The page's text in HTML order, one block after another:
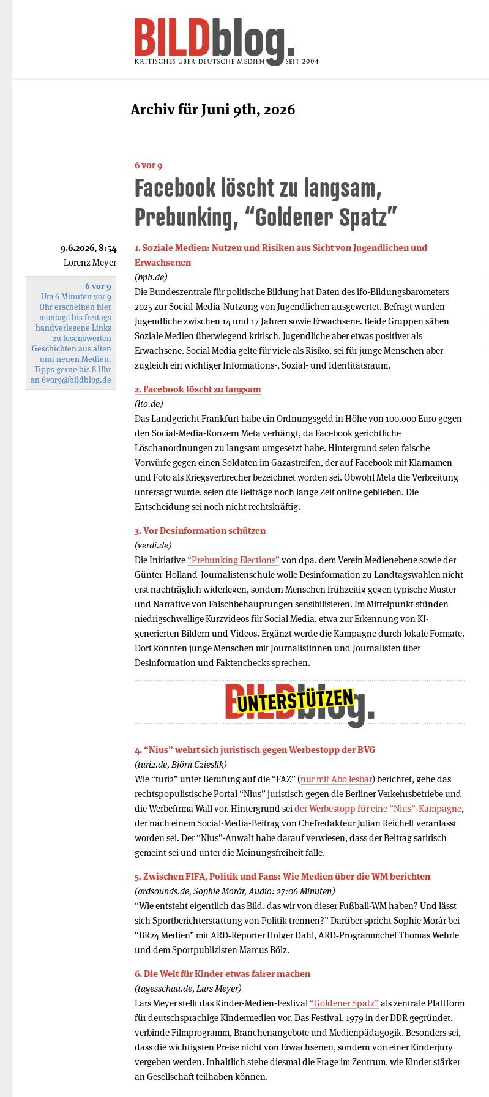
Archiv für Juni 9th, 2026
6 vor 9
Face­book löscht zu langsam,
Prebunking, “Goldener Spatz”
1. Soziale Medien: Nutzen und Risiken aus Sicht von Jugendlichen und
Erwachsenen
(bpb.de)
Die Bundeszentrale für politische Bildung hat Daten des ifo-Bildungsbarometers
2025 zur Social-Media-Nutzung von Jugendlichen ausgewertet. Befragt wurden
Jugendliche zwischen 14 und 17 Jahren sowie Erwachsene. Beide Gruppen sähen
Soziale Medien überwiegend kritisch, Jugendliche aber etwas positiver als
Erwachsene. Social Media gelte für viele als Risiko, sei für junge Menschen aber
zugleich ein wichtiger Informations-, Sozial- und Identitätsraum.
2. Face­book löscht zu langsam
(lto.de)
Das Landgericht Frankfurt habe ein Ordnungsgeld in Höhe von 100.000 Euro gegen
den Social-Media-Konzern Meta verhängt, da Facebook gerichtliche
Löschanordnungen zu langsam umgesetzt habe. Hintergrund seien falsche
Vorwürfe gegen einen Soldaten im Gazastreifen, der auf Facebook mit Klarnamen
und Foto als Kriegsverbrecher bezeichnet worden sei. Obwohl Meta die Verbreitung
untersagt wurde, seien die Beiträge noch lange Zeit online geblieben. Die
Entscheidung sei noch nicht rechtskräftig.
3. Vor Desinformation schützen
(verdi.de)
Die Initiative “Prebunking Elections”von dpa, dem Verein Medienebene sowie der
Günter-Holland-Journalistenschule wolle Desinformation zu Landtagswahlen nicht
erst nachträglich widerlegen, sondern Menschen frühzeitig gegen typische Muster
und Narrative von Falschbehauptungen sensibilisieren. Im Mittelpunkt stünden
niedrigschwellige Kurzvideos für Social Media, etwa zur Erkennung von KI-
generierten Bildern und Videos. Ergänzt werde die Kampagne durch lokale Formate.
Dort könnten junge Menschen mit Journalistinnen und Journalisten über
Desinformation und Faktenchecks sprechen.
4. “Nius” wehrt sich juristisch gegen Werbestopp der BVG
(turi2.de, Björn Czieslik)
Wie “turi2” unter Berufung auf die “FAZ” (nur mit Abo lesbar) berichtet, gehe das
rechtspopulistische Portal “Nius” juristisch gegen die Berliner Verkehrsbetriebe und
die Werbefirma Wall vor. Hintergrund sei der Werbestopp für eine “Nius”-Kampagne,
der nach einem Social-Media-Beitrag von Chefredakteur Julian Reichelt veranlasst
worden sei. Der “Nius”-Anwalt habe darauf verwiesen, dass der Beitrag satirisch
gemeint sei und unter die Meinungsfreiheit falle.
5. Zwischen FIFA, Politik und Fans: Wie Medien über die WM berichten
(ardsounds.de, Sophie Morár, Audio: 27:06 Minuten)
“Wie entsteht eigentlich das Bild, das wir von dieser Fußball-WM haben? Und lässt
sich Sportberichterstattung von Politik trennen?” Darüber spricht Sophie Morár bei
“BR24 Medien” mit ARD‑Reporter Holger Dahl, ARD‑Programmchef Thomas Wehrle
und dem Sportpublizisten Marcus Bölz.
6. Die Welt für Kinder etwas fairer machen
(tagesschau.de, Lars Meyer)
Lars Meyer stellt das Kinder-Medien-Festival “Goldener Spatz”als zentrale Plattform
für deutschsprachige Kindermedien vor. Das Festival, 1979 in der DDR gegründet,
verbinde Filmprogramm, Branchenangebote und Medienpädagogik. Besonders sei,
dass die wichtigsten Preise nicht von Erwachsenen, sondern von einer Kinderjury
vergeben werden. Inhaltlich stehe diesmal die Frage im Zentrum, wie Kinder stärker
an Gesellschaft teilhaben können.
9.6.2026, 8:54
Lorenz Meyer
6 vor 9
Um 6 Minuten vor 9
Uhr erscheinen hier
montags bis freitags
handverlesene Links
zu lesenswerten
Geschichten aus alten
und neuen Medien.
Tipps gerne bis 8 Uhr
an6vor9@bildblog.de